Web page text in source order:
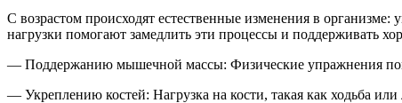
С возрастом происходят естественные изменения в
нагрузки помогают замедлить эти процессы и поддерживать
— Поддержанию мышечной массы: Физические упражнения
— Укреплению костей: Нагрузка на кости, такая как ходьба